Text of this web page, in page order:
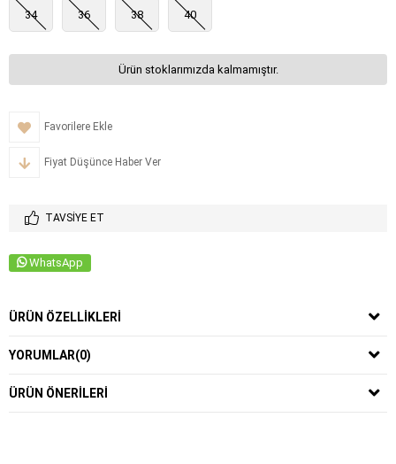
34 36 38 40
Ürün stoklarımızda kalmamıştır.
Favorilere Ekle
Fiyat Düşünce Haber Ver
TAVSIYE ET
WhatsApp
ÜRÜN ÖZELLIKLERI
YORUMLAR(0)
ÜRÜN ÖNERILERI